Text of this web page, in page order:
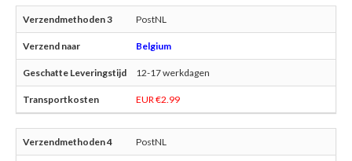
PostNL
Belgium
12-17 werkdagen
EUR €2.99
PostNL